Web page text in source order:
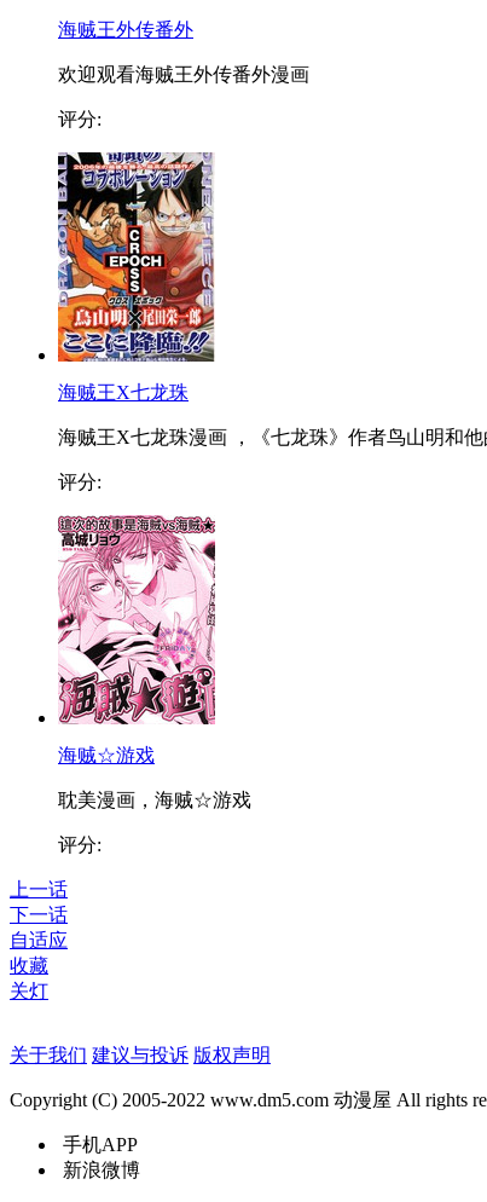
海贼王外传番外
欢迎观看海贼王外传番外漫画
评分:
海贼王X七龙珠
海贼王X七龙珠漫画 ，《七龙珠》作者鸟山明和他
评分:
海贼☆游戏
耽美漫画，海贼☆游戏
评分:
上一话
下一话
自适应
收藏
关灯
关于我们 建议与投诉 版权声明
Copyright (C) 2005-2022 www.dm5.com 动漫屋 All rights
手机APP
新浪微博